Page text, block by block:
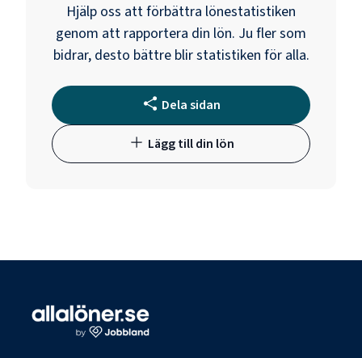
Hjälp oss att förbättra lönestatistiken
genom att rapportera din lön. Ju fler som
bidrar, desto bättre blir statistiken för alla.
Dela sidan
Lägg till din lön